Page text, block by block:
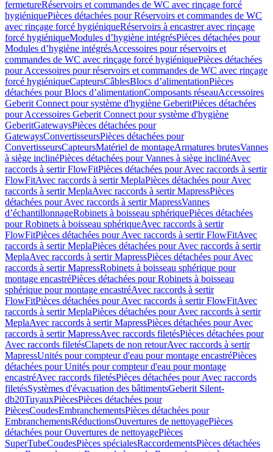
fermetureRéservoirs et commandes de WC avec rinçage forcé
hygiéniquePièces détachées pour Réservoirs et commandes de WC
avec rinçage forcé hygiéniqueRéservoirs à encastrer avec rinçage
forcé hygiéniqueModules d’hygiène intégrésPièces détachées pour
Modules d’hygiène intégrésAccessoires pour réservoirs et
commandes de WC avec rinçage forcé hygiéniquePièces détachées
pour Accessoires pour réservoirs et commandes de WC avec rinçage
forcé hygiéniqueCapteursCâblesBlocs d’alimentationPièces
détachées pour Blocs d’alimentationComposants réseauAccessoires
Geberit Connect pour système d'hygiène GeberitPièces détachées
pour Accessoires Geberit Connect pour système d'hygiène
GeberitGatewaysPièces détachées pour
GatewaysConvertisseursPièces détachées pour
ConvertisseursCapteursMatériel de montageArmatures brutesVannes
à siège inclinéPièces détachées pour Vannes à siège inclinéAvec
raccords à sertir FlowFitPièces détachées pour Avec raccords à sertir
FlowFitAvec raccords à sertir MeplaPièces détachées pour Avec
raccords à sertir MeplaAvec raccords à sertir MapressPièces
détachées pour Avec raccords à sertir MapressVannes
d’échantillonnageRobinets à boisseau sphériquePièces détachées
pour Robinets à boisseau sphériqueAvec raccords à sertir
FlowFitPièces détachées pour Avec raccords à sertir FlowFitAvec
raccords à sertir MeplaPièces détachées pour Avec raccords à sertir
MeplaAvec raccords à sertir MapressPièces détachées pour Avec
raccords à sertir MapressRobinets à boisseau sphérique pour
montage encastréPièces détachées pour Robinets à boisseau
sphérique pour montage encastréAvec raccords à sertir
FlowFitPièces détachées pour Avec raccords à sertir FlowFitAvec
raccords à sertir MeplaPièces détachées pour Avec raccords à sertir
MeplaAvec raccords à sertir MapressPièces détachées pour Avec
raccords à sertir MapressAvec raccords filetésPièces détachées pour
Avec raccords filetésClapets de non retourAvec raccords à sertir
MapressUnités pour compteur d'eau pour montage encastréPièces
détachées pour Unités pour compteur d'eau pour montage
encastréAvec raccords filetésPièces détachées pour Avec raccords
filetésSystèmes d'évacuation des bâtimentsGeberit Silent-
db20TuyauxPiècesPièces détachées pour
PiècesCoudesEmbranchementsPièces détachées pour
EmbranchementsRéductionsOuvertures de nettoyagePièces
détachées pour Ouvertures de nettoyagePièces
SuperTubeCoudesPièces spécialesRaccordementsPièces détachées